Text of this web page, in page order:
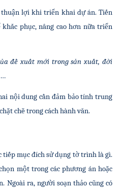
lợi khi triển khai dự án. Tiến
phục, nâng cao hơn nữa triển
đề xuất mới trong sản xuất, đời
nội dung cần đảm bảo tính trung
chẽ trong cách hành văn.
tiếp mục đích sử dụng tờ trình là gì.
một trong các phương án hoặc
Ngoài ra, người soạn thảo cũng có